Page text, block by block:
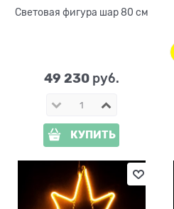
Световая фигура шар 80 см
49 230 руб.
КУПИТЬ